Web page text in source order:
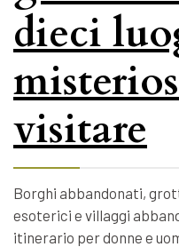
dieci
visitare
Borghi abbandonati,
esoterici e villaggi
itinerario per donne e